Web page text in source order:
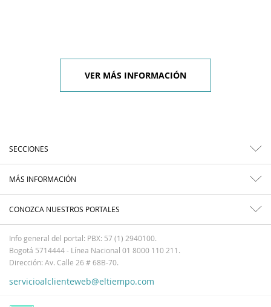
VER MÁS INFORMACIÓN
SECCIONES
MÁS INFORMACIÓN
CONOZCA NUESTROS PORTALES
Info general del portal: PBX: 57 (1) 2940100.
Bogotá 5714444 - Línea Nacional 01 8000 110 211.
Dirección: Av. Calle 26 # 68B-70.
servicioalclienteweb@eltiempo.com